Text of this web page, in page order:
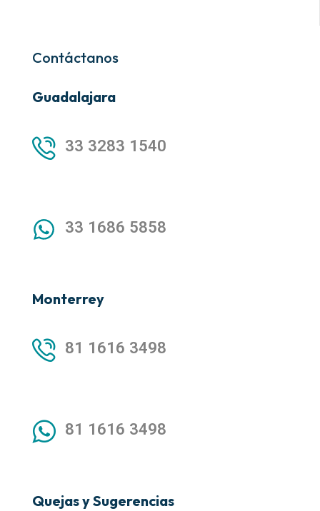
Contáctanos
Guadalajara
33 3283 1540
33 1686 5858
Monterrey
81 1616 3498
81 1616 3498
Quejas y Sugerencias